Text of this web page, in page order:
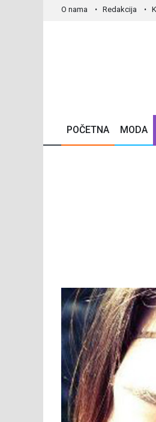
O nama Redakcija
POČETNA MODA